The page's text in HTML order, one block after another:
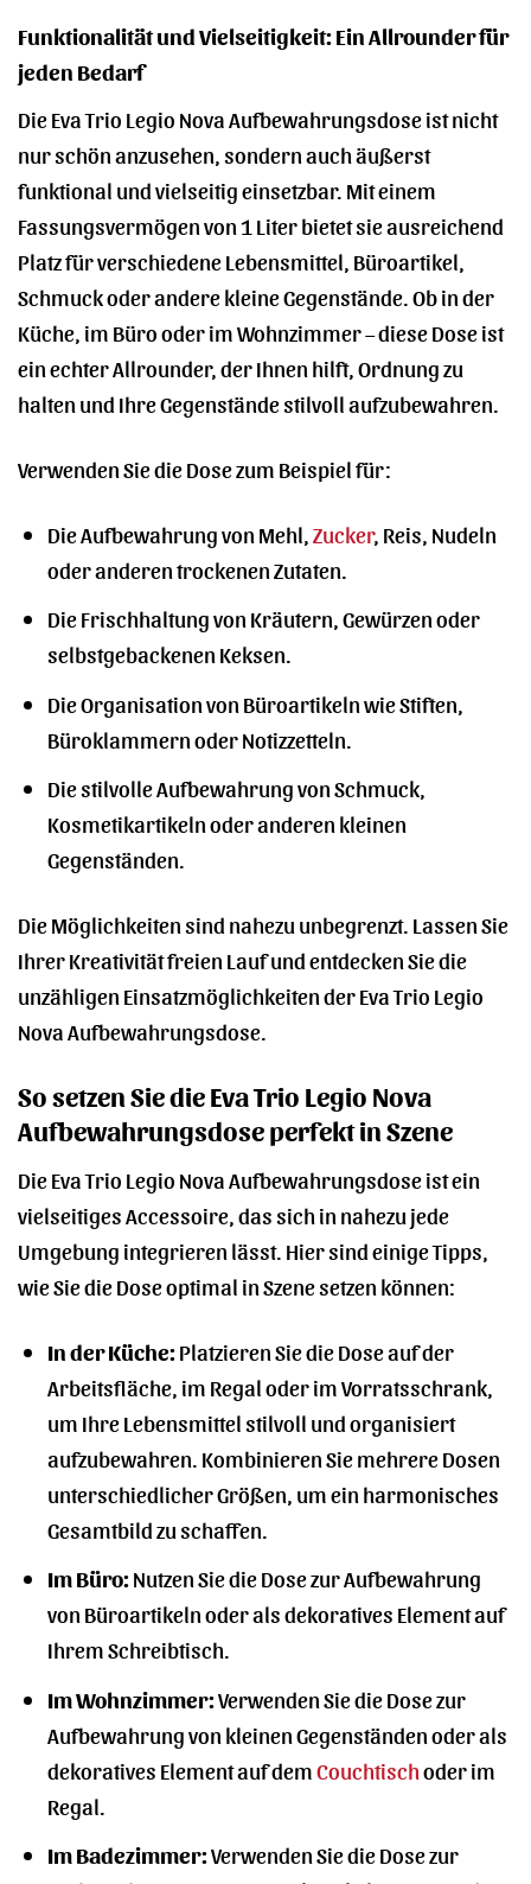
Funktionalität und Vielseitigkeit: Ein Allrounder für
jeden Bedarf
Die Eva Trio Legio Nova Aufbewahrungsdose ist nicht
nur schön anzusehen, sondern auch äußerst
funktional und vielseitig einsetzbar. Mit einem
Fassungsvermögen von 1 Liter bietet sie ausreichend
Platz für verschiedene Lebensmittel, Büroartikel,
Schmuck oder andere kleine Gegenstände. Ob in der
Küche, im Büro oder im Wohnzimmer – diese Dose ist
ein echter Allrounder, der Ihnen hilft, Ordnung zu
halten und Ihre Gegenstände stilvoll aufzubewahren.
Verwenden Sie die Dose zum Beispiel für:
Die Aufbewahrung von Mehl, Zucker, Reis, Nudeln
oder anderen trockenen Zutaten.
Die Frischhaltung von Kräutern, Gewürzen oder
selbstgebackenen Keksen.
Die Organisation von Büroartikeln wie Stiften,
Büroklammern oder Notizzetteln.
Die stilvolle Aufbewahrung von Schmuck,
Kosmetikartikeln oder anderen kleinen
Gegenständen.
Die Möglichkeiten sind nahezu unbegrenzt. Lassen Sie
Ihrer Kreativität freien Lauf und entdecken Sie die
unzähligen Einsatzmöglichkeiten der Eva Trio Legio
Nova Aufbewahrungsdose.
So setzen Sie die Eva Trio Legio Nova
Aufbewahrungsdose perfekt in Szene
Die Eva Trio Legio Nova Aufbewahrungsdose ist ein
vielseitiges Accessoire, das sich in nahezu jede
Umgebung integrieren lässt. Hier sind einige Tipps,
wie Sie die Dose optimal in Szene setzen können:
In der Küche:Platzieren Sie die Dose auf der
Arbeitsfläche, im Regal oder im Vorratsschrank,
um Ihre Lebensmittel stilvoll und organisiert
aufzubewahren. Kombinieren Sie mehrere Dosen
unterschiedlicher Größen, um ein harmonisches
Gesamtbild zu schaffen.
Im Büro:Nutzen Sie die Dose zur Aufbewahrung
von Büroartikeln oder als dekoratives Element auf
Ihrem Schreibtisch.
Im Wohnzimmer:Verwenden Sie die Dose zur
Aufbewahrung von kleinen Gegenständen oder als
dekoratives Element auf demCouchtischoder im
Regal.
Im Badezimmer:Verwenden Sie die Dose zur